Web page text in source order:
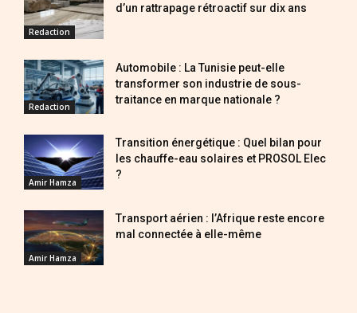
Redaction
d’un rattrapage rétroactif sur dix ans
Redaction
Automobile : La Tunisie peut-elle
transformer son industrie de sous-
traitance en marque nationale ?
Amir Hamza
Transition énergétique : Quel bilan pour
les chauffe-eau solaires et PROSOL Elec
?
Amir Hamza
Transport aérien : l’Afrique reste encore
mal connectée à elle-même